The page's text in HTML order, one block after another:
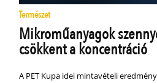
Természet
Mikroműanyagok
csökkent a koncentráció
A PET Kupa idei mintavételi